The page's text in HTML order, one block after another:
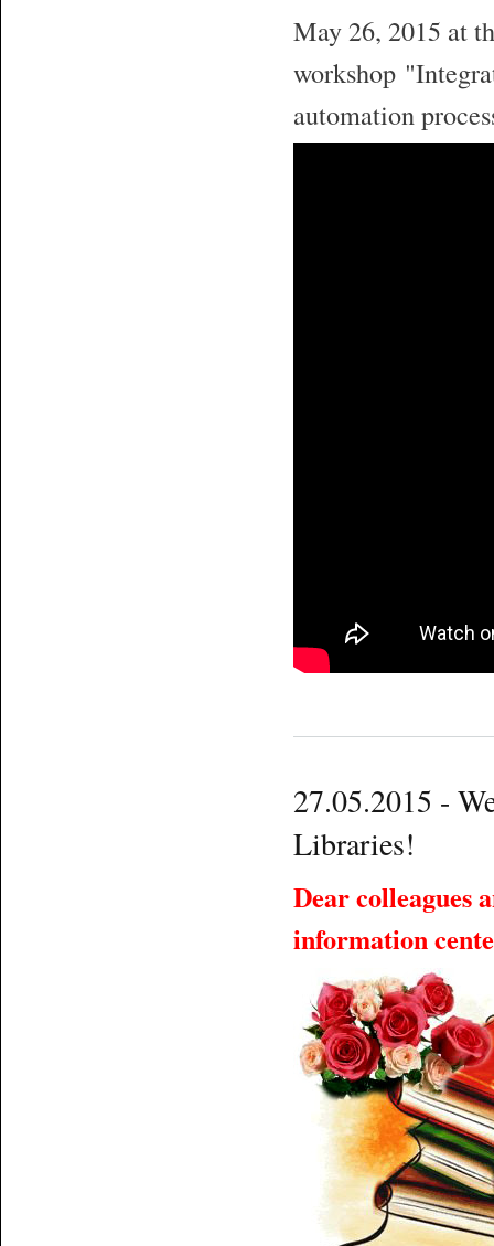
May 26, 2015 at
workshop
automation
27.05.2015 -
Libraries!
Dear colleagues
information